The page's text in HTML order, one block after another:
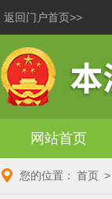
返回门户首页>>
网站首页
您的位置： 首页 >